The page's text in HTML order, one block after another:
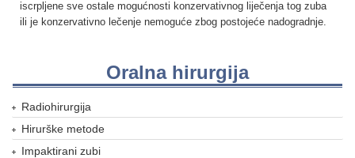
iscrpljene sve ostale mogućnosti konzervativnog liječenja tog zuba
ili je konzervativno lečenje nemoguće zbog postojeće nadogradnje.
Oralna hirurgija
Radiohirurgija
Hirurške metode
Impaktirani zubi